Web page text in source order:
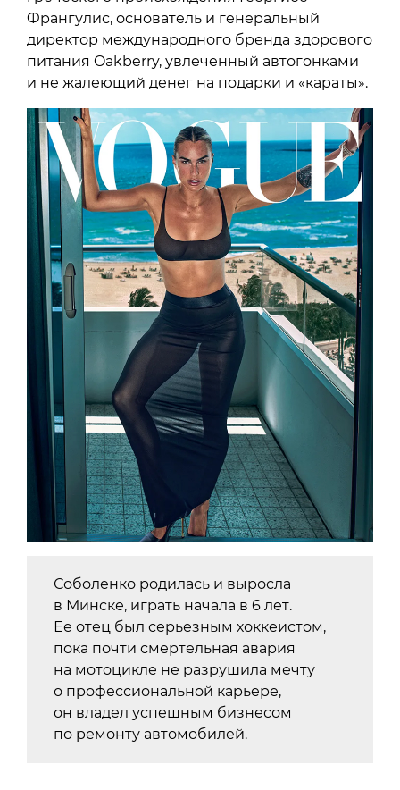
Франгулис, основатель и генеральный
директор международного бренда здорового
питания Oakberry, увлеченный автогонками
и не жалеющий денег на подарки и «караты».
Соболенко родилась и выросла
в Минске, играть начала в 6 лет.
Ее отец был серьезным хоккеистом,
пока почти смертельная авария
на мотоцикле не разрушила мечту
о профессиональной карьере,
он владел успешным бизнесом
по ремонту автомобилей.